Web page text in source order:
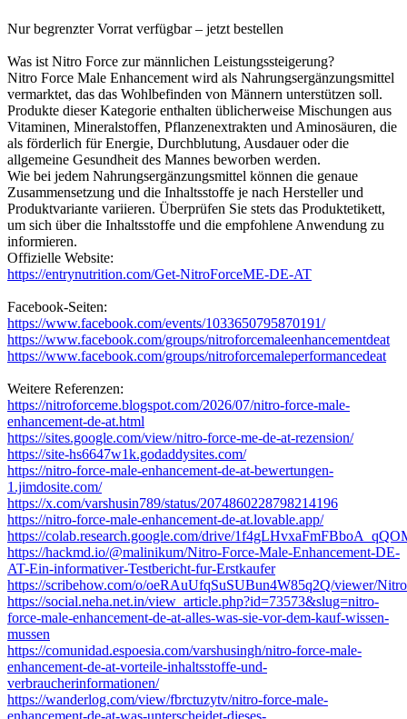
Nur begrenzter Vorrat verfügbar – jetzt bestellen
Was ist Nitro Force zur männlichen Leistungssteigerung?
Nitro Force Male Enhancement wird als Nahrungsergänzungsmittel
vermarktet, das das Wohlbefinden von Männern unterstützen soll.
Produkte dieser Kategorie enthalten üblicherweise Mischungen aus
Vitaminen, Mineralstoffen, Pflanzenextrakten und Aminosäuren, die
als förderlich für Energie, Durchblutung, Ausdauer oder die
allgemeine Gesundheit des Mannes beworben werden.
Wie bei jedem Nahrungsergänzungsmittel können die genaue
Zusammensetzung und die Inhaltsstoffe je nach Hersteller und
Produktvariante variieren. Überprüfen Sie stets das Produktetikett,
um sich über die Inhaltsstoffe und die empfohlene Anwendung zu
informieren.
Offizielle Website:
https://entrynutrition.com/Get-NitroForceME-DE-AT
Facebook-Seiten:
https://www.facebook.com/events/1033650795870191/
https://www.facebook.com/groups/nitroforcemaleenhancementdeat
https://www.facebook.com/groups/nitroforcemaleperformancedeat
Weitere Referenzen:
https://nitroforceme.blogspot.com/2026/07/nitro-force-male-
enhancement-de-at.html
https://sites.google.com/view/nitro-force-me-de-at-rezension/
https://site-hs6647w1k.godaddysites.com/
https://nitro-force-male-enhancement-de-at-bewertungen-
1.jimdosite.com/
https://x.com/varshusin789/status/2074860228798214196
https://nitro-force-male-enhancement-de-at.lovable.app/
https://colab.research.google.com/drive/
https://hackmd.io/@malinikum/Nitro-Force-Male-Enhancement-DE-
AT-Ein-informativer-Testbericht-fur-Erstkaufer
https://scribehow.com/o/oeRAuUfqSuSUBun4W85q2Q/viewer/
https://social.neha.net.in/view_article.php?id=73573&slug=nitro-
force-male-enhancement-de-at-alles-was-sie-vor-dem-kauf-wissen-
mussen
https://comunidad.espoesia.com/varshusingh/nitro-force-male-
enhancement-de-at-vorteile-inhaltsstoffe-und-
verbraucherinformationen/
https://wanderlog.com/view/fbrctuzytv/nitro-force-male-
enhancement-de-at-was-unterscheidet-dieses-